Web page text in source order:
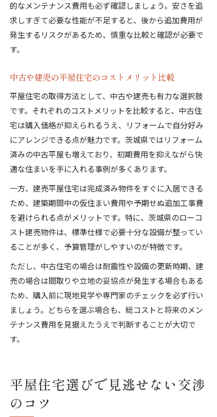
的なメンテナンス費用も必ず確認しましょう。安さを追
求しすぎて必要な性能が不足すると、後から追加費用が
発生するリスクがあるため、慎重な比較と確認が必要で
す。
中古や建売の平屋住宅のコストメリット比較
平屋住宅の取得方法として、中古や建売も有力な選択肢
です。それぞれのコストメリットを比較すると、中古住
宅は購入価格が抑えられるうえ、リフォームで自分好み
にアレンジできる点が魅力です。茨城県ではリフォーム
済みの中古平屋も増えており、初期費用を抑えながら快
適な住まいを手に入れる事例が多くあります。
一方、建売平屋住宅は完成済み物件をすぐに入居できる
ため、建築期間中の仮住まい費用や予期せぬ追加工事費
を避けられる点がメリットです。特に、茨城県のローコ
スト建売物件は、標準仕様で必要十分な設備が整ってい
ることが多く、予算管理がしやすいのが特徴です。
ただし、中古住宅の場合は耐震性や設備の更新時期、建
売の場合は間取りや立地の妥協点が発生する場合もある
ため、購入前に現地見学や専門家のチェックを必ず行い
ましょう。どちらを選ぶ場合も、総コストと将来のメン
テナンス費用を見据えたうえで判断することが大切で
す。
平屋住宅選びで見逃せない交渉
のコツ